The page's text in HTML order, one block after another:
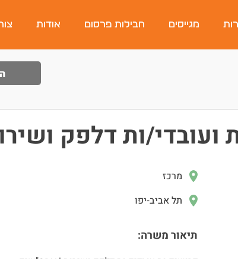
מגייסים חבילות פרסום אודות
ועובדי/ות דלפק
מרכז
תל אביב-יפו
תיאור משרה: